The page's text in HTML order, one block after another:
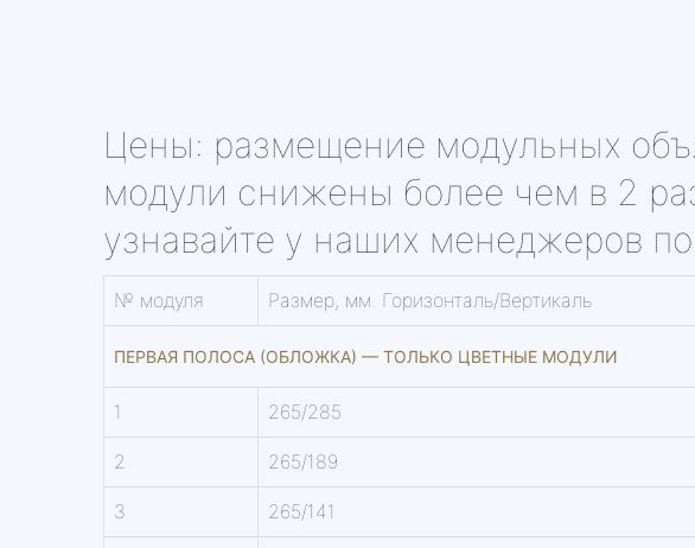
Цены: размещение модульных
модули снижены более чем в 2
узнавайте у наших менеджеров
№ модуля Размер, мм. Горизонталь/Вертикаль
ПЕРВАЯ ПОЛОСА (ОБЛОЖКА) — ТОЛЬКО ЦВЕТНЫЕ МОДУЛИ
1 265/285
2 265/189
3 265/141